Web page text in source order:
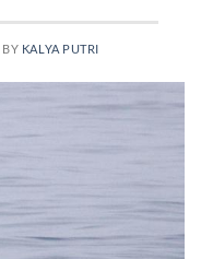
BY KALYA PUTRI